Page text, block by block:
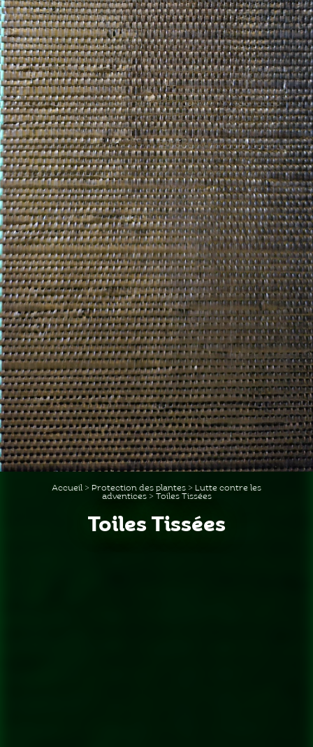
Accueil > Protection des plantes > Lutte contre les
adventices> Toiles Tissées
Toiles Tissées